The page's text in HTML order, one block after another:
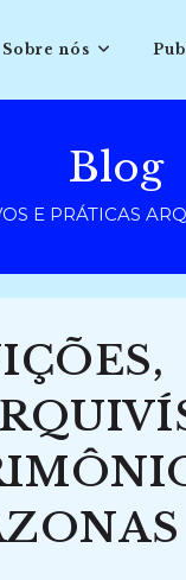
Sobre nós
Blog
E PRÁTICAS